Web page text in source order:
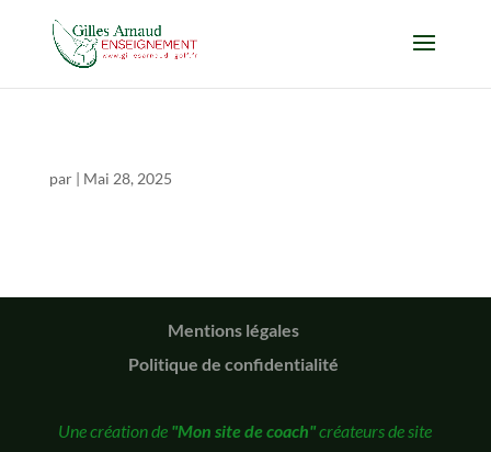
par | Mai 28, 2025
Mentions légales
Politique de confidentialité
Une création de "Mon site de coach"créateurs de site